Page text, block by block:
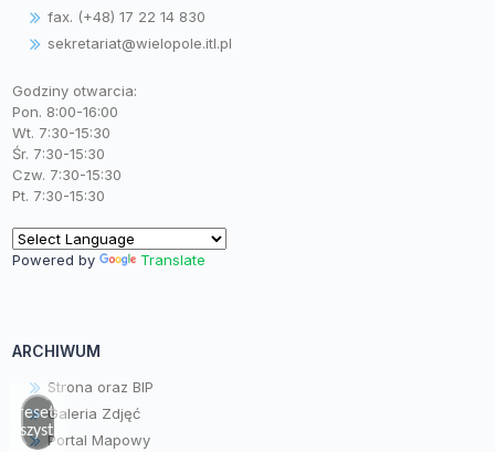
fax. (+48) 17 22 14 830
sekretariat@wielopole.itl.pl
Godziny otwarcia:
Pon. 8:00-16:00
Wt. 7:30-15:30
Śr. 7:30-15:30
Czw. 7:30-15:30
Pt. 7:30-15:30
Powered by Translate
ARCHIWUM
Strona oraz BIP
Galeria Zdjęć
Portal Mapowy
Zresetuj
wszystko